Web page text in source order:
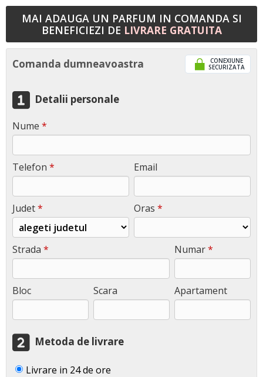
MAI ADAUGA UN PARFUM IN COMANDA SI
BENEFICIEZI DE LIVRARE GRATUITA
Comanda dumneavoastra CONEXIUNE
SECURIZATA
Detalii personale
Nume *
Telefon * Email
Judet* Oras*
Strada * Numar*
Bloc Scara Apartament
Metoda de livrare
Livrare in 24 de ore